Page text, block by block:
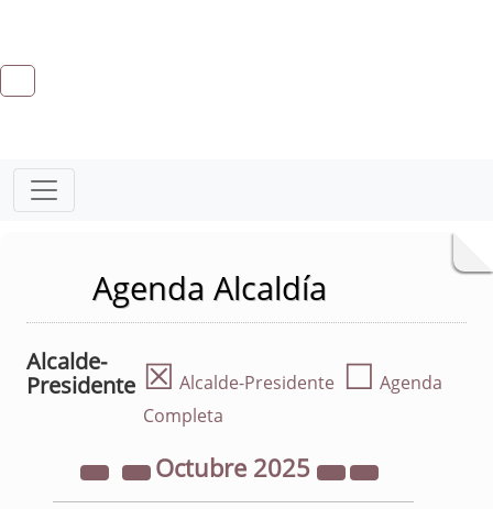
Agenda Alcaldía
Alcalde-
Presidente ☒ Alcalde-Presidente ☐ Agenda
Completa
Octubre 2025